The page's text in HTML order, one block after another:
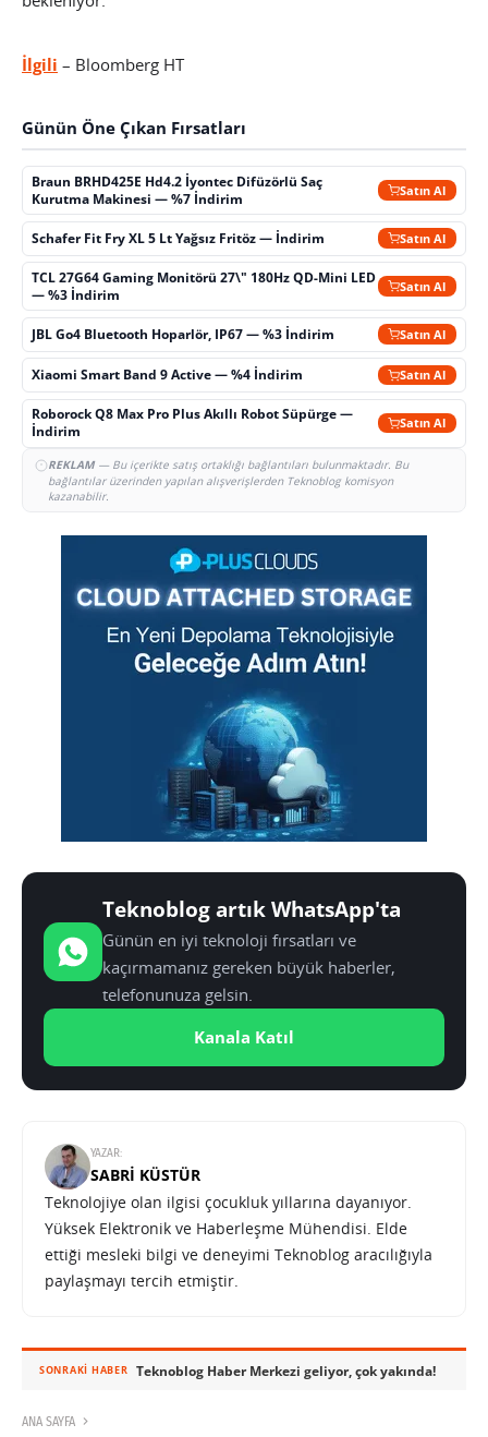
İlgili – Bloomberg HT
Günün Öne Çıkan Fırsatları
Braun BRHD425E Hd4.2 İyontec Difüzörlü Saç
Kurutma Makinesi — %7 İndirim
Satın Al
Schafer Fit Fry XL 5 Lt Yağsız Fritöz — İndirim Satın Al
TCL 27G64 Gaming Monitörü 27\" 180Hz QD-Mini LED
— %3 İndirim
Satın Al
JBL Go4 Bluetooth Hoparlör, IP67 — %3 İndirim Satın Al
Xiaomi Smart Band 9 Active — %4 İndirim Satın Al
Roborock Q8 Max Pro Plus Akıllı Robot Süpürge —
İndirim
Satın Al
REKLAM— Bu içerikte satış ortaklığı bağlantıları bulunmaktadır. Bu
bağlantılar üzerinden yapılan alışverişlerden Teknoblog komisyon
kazanabilir.
Teknoblog artık WhatsApp'ta
Günün en iyi teknoloji fırsatları ve
kaçırmamanız gereken büyük haberler,
telefonunuza gelsin.
Kanala Katıl
YAZAR:
SABRI KÜSTÜR
Teknolojiye olan ilgisi çocukluk yıllarına dayanıyor.
Yüksek Elektronik ve Haberleşme Mühendisi. Elde
ettiği mesleki bilgi ve deneyimi Teknoblog aracılığıyla
paylaşmayı tercih etmiştir.
SONRAKI HABER Teknoblog Haber Merkezi geliyor, çok yakında!
ANA SAYFA